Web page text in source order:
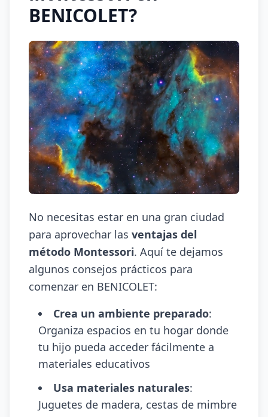
BENICOLET?
No necesitas estar en una gran ciudad
para aprovechar las ventajas del
método Montessori. Aquí te dejamos
algunos consejos prácticos para
comenzar en BENICOLET:
Crea un ambiente preparado:
Organiza espacios en tu hogar donde
tu hijo pueda acceder fácilmente a
materiales educativos
Usa materiales naturales:
Juguetes de madera, cestas de mimbre